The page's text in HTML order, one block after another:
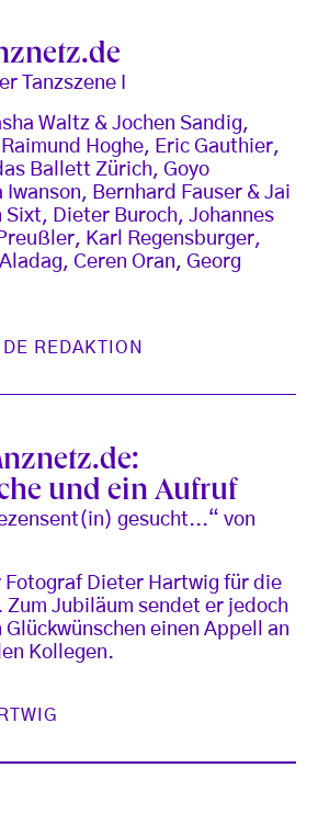
Tanzszene I
Waltz & Jochen Sandig,
Hoghe, Eric Gauthier,
Ballett Zürich, Goyo
Iwanson, Bernhard Fauser & Jai
Sixt, Dieter Buroch, Johannes
Karl Regensburger,
Ceren Oran, Georg
REDAKTION
und ein Aufruf
gesucht...“ von
Fotograf Dieter Hartwig für die
Zum Jubiläum sendet er jedoch
einen Appell an
Kollegen.